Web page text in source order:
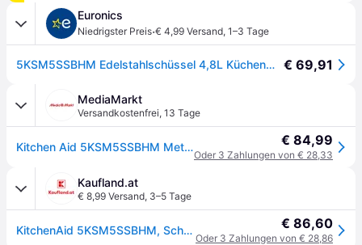
Euronics
Niedrigster Preis·€ 4,99 Versand, 1–3 Tage
5KSM5SSBHM Edelstahlschüssel 4,8L Küchenmaschinen-Zubehör hammered € 69,91
MediaMarkt
Versandkostenfrei, 13 Tage
Kitchen Aid 5KSM5SSBHM Metallschüssel 4.8l, Gehämmert - Silber € 84,99
Oder 3 Zahlungen von € 28,33
Kaufland.at
€ 8,99 Versand, 3–5 Tage
KitchenAid 5KSM5SSBHM, Schüssel, 4,8 l, Edelstahl, Edelstahl, Edelstahl, 286 mm € 86,60
Oder 3 Zahlungen von € 28,86